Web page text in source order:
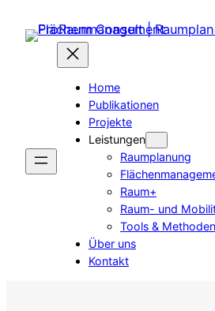
Inhalt
Home
Publikationen
Projekte
Leistungen
Raumplanung
Raum+
Raum- und
Tools & Methoden
Über uns
Kontakt